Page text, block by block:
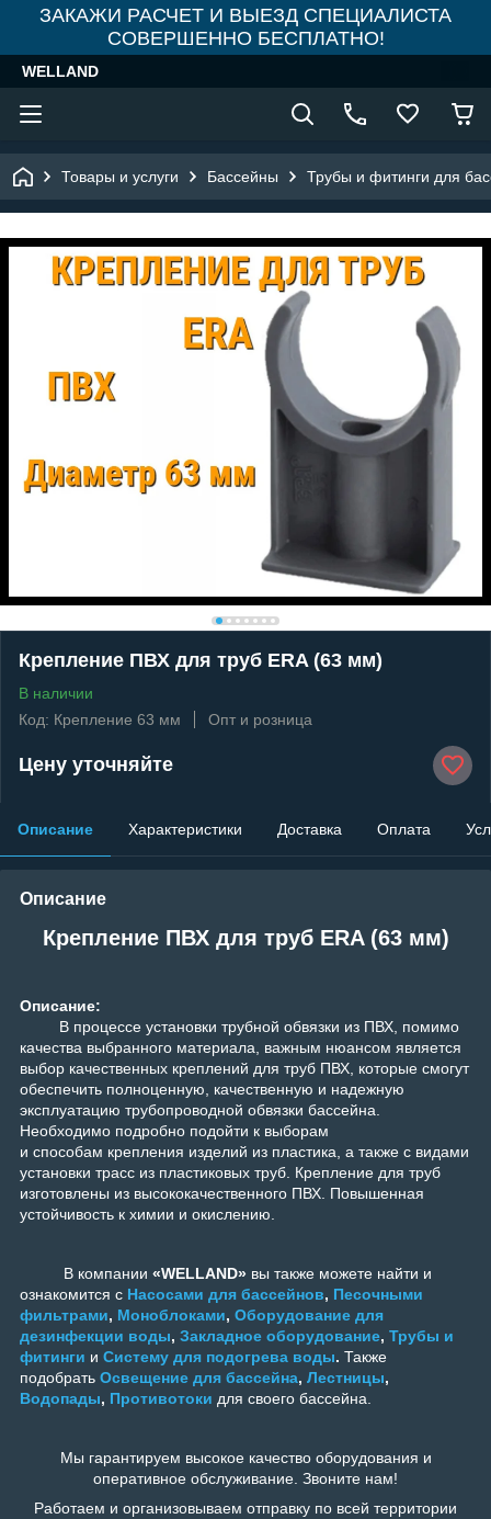
ЗАКАЖИ РАСЧЕТ И ВЫЕЗД СПЕЦИАЛИСТА
СОВЕРШЕННО БЕСПЛАТНО!
WELLAND
Товары и услуги Бассейны Трубы и фитинги для
Крепление ПВХ для труб ERA (63 мм)
В наличии
Код: Крепление 63 мм
Опт и розница
Цену уточняйте
Описание Характеристики Доставка Оплата
Описание
Крепление ПВХ для труб ERA (63 мм)
Описание:
В процессе установки трубной обвязки из ПВХ, помимо
качества выбранного материала, важным нюансом является
выбор качественных креплений для труб ПВХ, которые смогут
обеспечить полноценную, качественную и надежную
эксплуатацию трубопроводной обвязки бассейна.
Необходимо подробно подойти к выборам
и способам крепления изделий из пластика, а также с видами
установки трасс из пластиковых труб. Крепление для труб
изготовлены из высококачественного ПВХ. Повышенная
устойчивость к химии и окислению.
В компании «WELLAND» вы также можете найти и
ознакомится с Насосами для бассейнов, Песочными
фильтрами, Моноблоками, Оборудование для
дезинфекции воды, Закладное оборудование, Трубы и
фитинги и Систему для подогрева воды. Также
подобрать Освещение для бассейна, Лестницы,
Водопады, Противотоки для своего бассейна.
Мы гарантируем высокое качество оборудования и
оперативное обслуживание. Звоните нам!
Работаем и организовываем отправку по всей территории